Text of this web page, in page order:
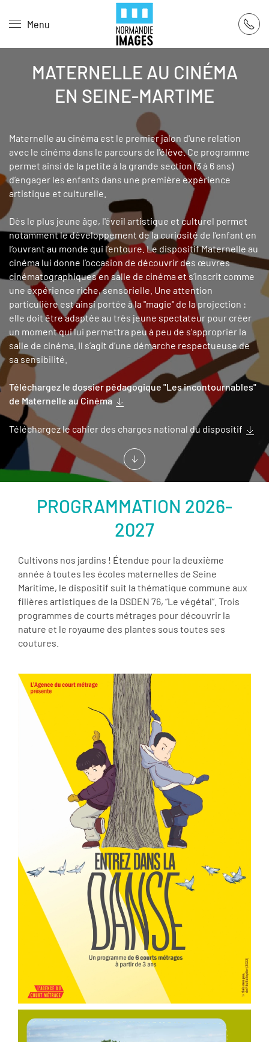
Skip to main content
Menu
MATERNELLE AU CINÉMA
EN SEINE-MARTIME
Maternelle au cinéma est le premier jalon d'une relation
avec le cinéma dans le parcours de l'élève. Ce programme
permet ainsi de la petite à la grande section (3 à 6 ans)
d’engager les enfants dans une première expérience
artistique et culturelle.
Dès le plus jeune âge, l'éveil artistique et culturel permet
notamment le développement de la curiosité de l’enfant en
l’ouvrant au monde qui l’entoure. Le dispositif Maternelle au
cinéma lui donne l’occasion de découvrir des œuvres
cinématographiques en salle de cinéma et s’inscrit comme
une expérience riche, sensorielle. Une attention
particulière est ainsi portée à la "magie" de la projection :
elle doit être adaptée au très jeune spectateur pour créer
un moment qui lui permettra peu à peu de s'approprier la
salle de cinéma. Il s’agit d’une démarche respectueuse de
sa sensibilité.
Téléchargez le dossier pédagogique "Les incontournables"
de Maternelle au Cinéma
Téléchargez le cahier des charges national du dispositif
PROGRAMMATION 2026-
2027
Cultivons nos jardins ! Étendue pour la deuxième
année à toutes les écoles maternelles de Seine
Maritime, le dispositif suit la thématique commune aux
filières artistiques de la DSDEN 76, “Le végétal”. Trois
programmes de courts métrages pour découvrir la
nature et le royaume des plantes sous toutes ses
coutures.
Voir la fiche film
Panneau de gestion des cookies